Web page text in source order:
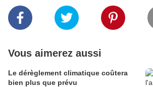
Vous aimerez aussi
Le dérèglement climatique coûtera
bien plus que prévu